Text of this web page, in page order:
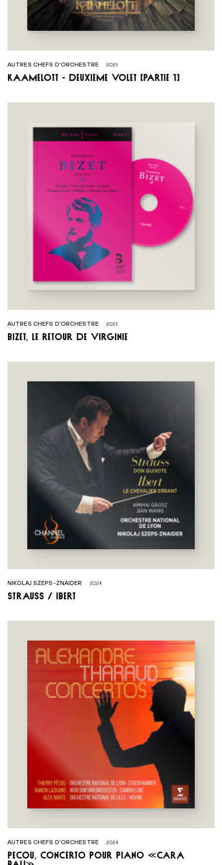
AUTRES CHEFS D’ORCHESTRE 2025
Kaamelott - Deuxième volet [PARTIE 1]
AUTRES CHEFS D’ORCHESTRE 2025
Bizet, Le Retour de Virginie
NIKOLAJ SZEPS-ZNAIDER 2024
Strauss / Ibert
AUTRES CHEFS D’ORCHESTRE 2024
Pécou, Concerto pour piano «Cara